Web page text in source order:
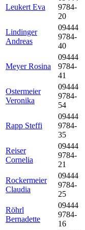
Leukert Eva
9784-
20
Lindinger
Andreas
09444
9784-
40
Meyer Rosina
09444
9784-
41
Ostermeier
Veronika
09444
9784-
54
Rapp Steffi
09444
9784-
35
Reiser
Cornelia
09444
9784-
21
Rockermeier
Claudia
09444
9784-
25
Röhrl
Bernadette
09444
9784-
16